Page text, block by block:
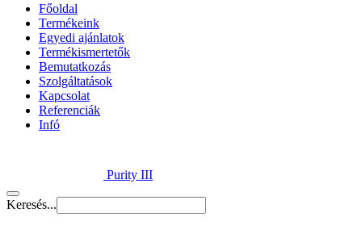
Főoldal
Termékeink
Egyedi ajánlatok
Termékismertetők
Bemutatkozás
Szolgáltatások
Kapcsolat
Referenciák
Infó
Purity III
Keresés...